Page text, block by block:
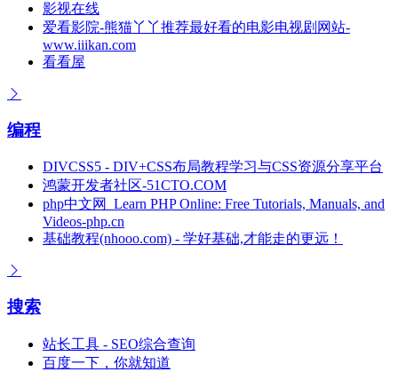
影视在线
爱看影院-熊猫丫丫推荐最好看的电影电视剧网站-
www.iiikan.com
看看屋
编程
DIVCSS5 - DIV+CSS布局教程学习与CSS资源分享平台
鸿蒙开发者社区-51CTO.COM
php中文网_Learn PHP Online: Free Tutorials, Manuals, and
Videos-php.cn
基础教程(nhooo.com) - 学好基础,才能走的更远！
搜索
站长工具 - SEO综合查询
百度一下，你就知道